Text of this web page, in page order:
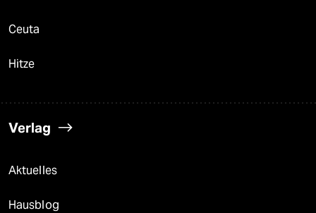
Ceuta
Hitze
Verlag
Aktuelles
Hausblog